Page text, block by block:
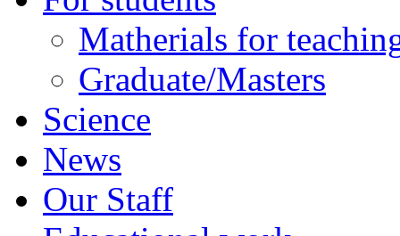
Matherials for
Graduate/Masters
Science
News
Our Staff